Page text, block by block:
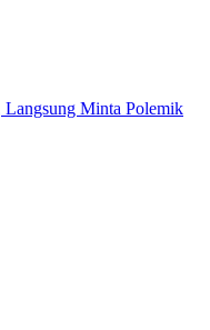
Minta Polemik